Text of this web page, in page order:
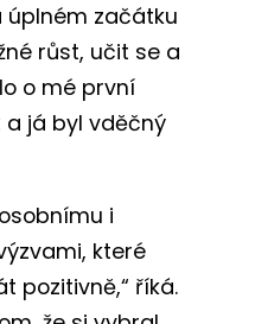
úplném začátku
růst, učit se a
o mé první
já byl vděčný
i
které
pozitivně,“ říká.